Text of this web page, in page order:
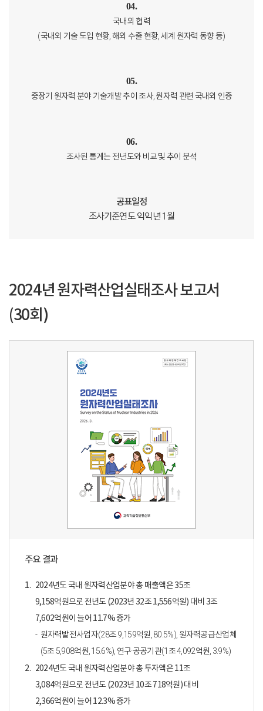
04.
국내외 협력
(국내외 기술 도입 현황, 해외 수출 현황, 세계 원자력 동향 등)
05.
중장기 원자력 분야 기술개발 추이 조사, 원자력 관련 국내외 인증
06.
조사된 통계는 전년도와 비교 및 추이 분석
공표일정
조사기준연도 익익년 1월
2024년 원자력산업실태조사 보고서
(30회)
주요 결과
1. 2024년도 국내 원자력산업분야 총 매출액은 35조
9,158억원으로 전년도 (2023년 32조 1,556억원) 대비 3조
7,602억원이 늘어 11.7% 증가
원자력발전사업자(28조 9,159억원, 80.5%), 원자력공급산업체
(5조 5,908억원, 15.6%), 연구·공공기관(1조 4,092억원, 3.9%)
2. 2024년도 국내 원자력산업분야 총 투자액은 11조
3,084억원으로 전년도 (2023년 10조 718억원) 대비
2,366억원이 늘어 12.3% 증가